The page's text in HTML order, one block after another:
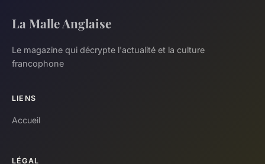
La Malle Anglaise
Le magazine qui décrypte l'actualité et la culture
francophone
LIENS
Accueil
LÉGAL